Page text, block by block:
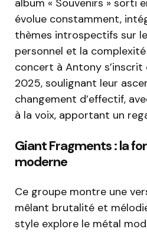
album « Souvenirs » sorti
évolue constamment,
thèmes introspectifs sur
personnel et la complexité
concert à Antony
2025, soulignant leur
changement d’effectif,
à la voix, apportant un
Giant Fragments : la
moderne
Ce groupe montre une
mêlant brutalité et
style explore le métal